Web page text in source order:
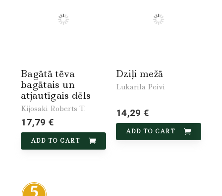
Bagātā tēva
bagātais un
atjautīgais dēls
Kijosaki Roberts T.
17,79 €
ADD TO CART
Dziļi mežā
Lukarila Peivi
14,29 €
ADD TO CART